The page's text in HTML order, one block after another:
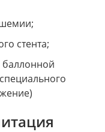
стента;
баллонной